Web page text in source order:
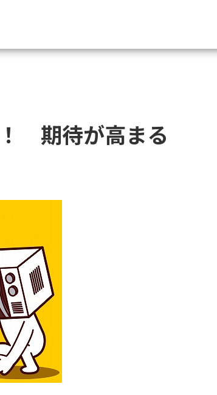
大学・短大の資料種類か
大学パンフ
大学入学共通テスト利用選抜
大学入学共通テスト「受験上
小
期待が高まる